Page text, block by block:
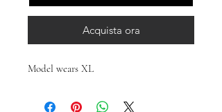
Acquista ora
Model wears XL